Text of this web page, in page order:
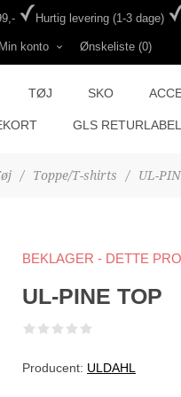
Hurtig levering (1-3 dage)
Min konto Ønskeliste (0)
TØJ SKO
GLS RETURLABEL
/ Toppe/T-shirts / UL-
BEKLAGER - DETTE
UL-PINE TOP
Producent: ULDAHL